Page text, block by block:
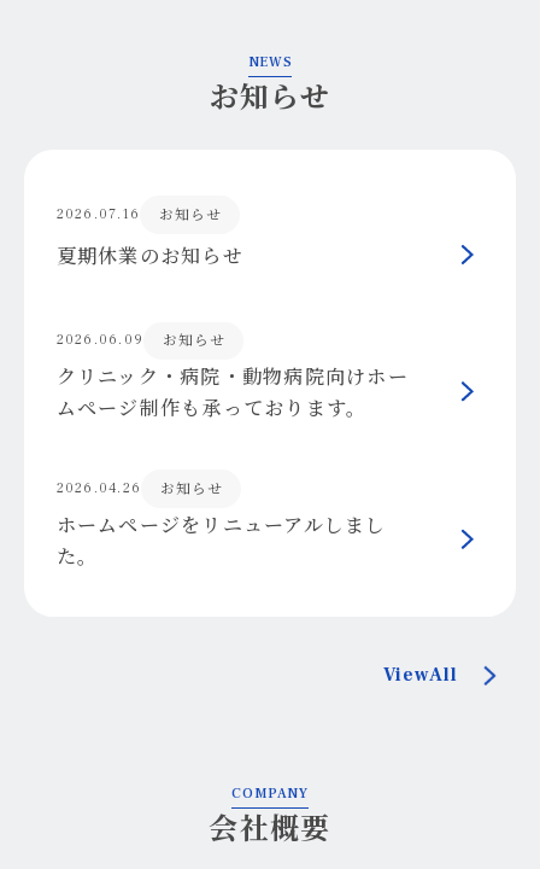
NEWS
お知らせ
2026.07.16 お知らせ
夏期休業のお知らせ
2026.06.09 お知らせ
クリニック・病院・動物病院向けホー
ムページ制作も承っております。
2026.04.26 お知らせ
ホームページをリニューアルしまし
た。
ViewAll
COMPANY
会社概要